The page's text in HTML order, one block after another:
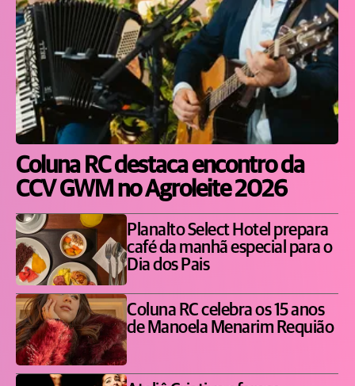
Coluna RC destaca encontro da
CCV GWM no Agroleite 2026
Planalto Select Hotel prepara
café da manhã especial para o
Dia dos Pais
Coluna RC celebra os 15 anos
de Manoela Menarim Requião